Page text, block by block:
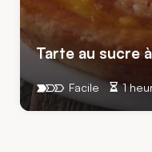
Tarte au sucre
1
Facile